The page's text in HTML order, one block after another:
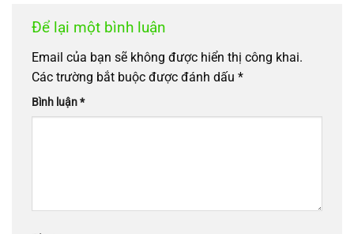
Để lại một bình luận
Email của bạn sẽ không được hiển thị công khai.
Các trường bắt buộc được đánh dấu *
Bình luận*